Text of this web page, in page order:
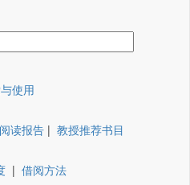
使用
阅读报告 | 教授推荐书目
| 借阅方法